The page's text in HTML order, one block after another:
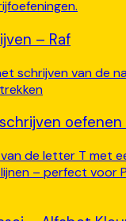
– Raf
oefenen